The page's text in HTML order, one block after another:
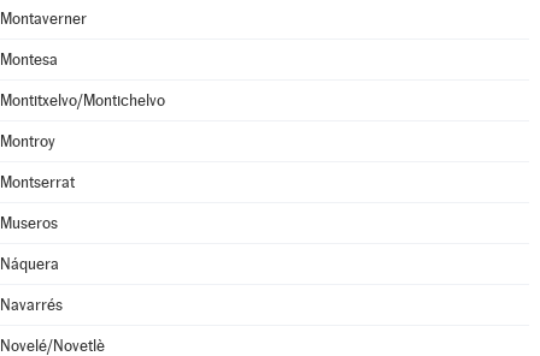
Montaverner
Montesa
Montitxelvo/Montichelvo
Montroy
Montserrat
Museros
Náquera
Navarrés
Novelé/Novetlè